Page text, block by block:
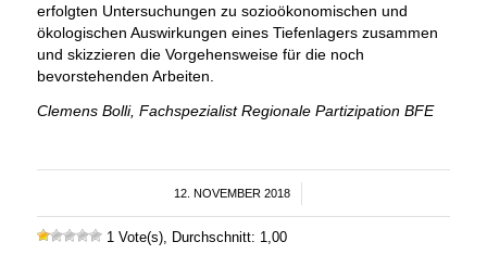
erfolgten Untersuchungen zu sozioökonomischen und
ökologischen Auswirkungen eines Tiefenlagers zusammen
und skizzieren die Vorgehensweise für die noch
bevorstehenden Arbeiten.
Clemens Bolli, Fachspezialist Regionale Partizipation BFE
12. NOVEMBER 2018
/
1 Vote(s), Durchschnitt: 1,00